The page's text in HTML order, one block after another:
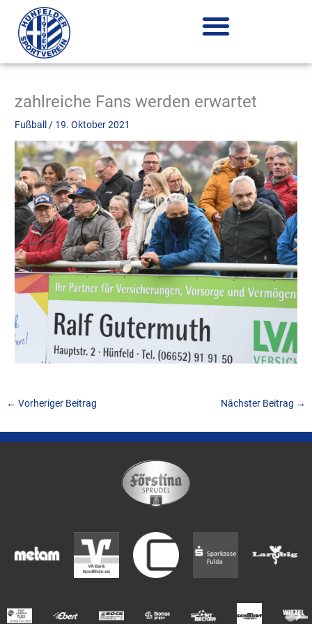
Inhalt
springen
zahlreiche Fans werden erwartet
Fußball / 19. Oktober 2021
← Vorheriger Beitrag Nächster Beitrag →